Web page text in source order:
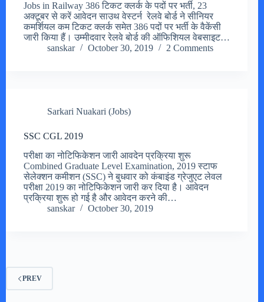
Jobs in Railway 386 टिकट क्लर्क के पदों पर भर्ती, 23
अक्टूबर से करें आवेदन साउथ वेस्टर्न रेलवे बोर्ड ने सीनियर
कमर्शियल कम टिकट क्लर्क समेत 386 पदों पर भर्ती के वैकेंसी
जारी किया हैं। उम्मीदवार रेलवे बोर्ड की ऑफिशियल वेबसाइट…
sanskar
October 30, 2019 2 Comments
Sarkari Nuakari (Jobs)
SSC CGL 2019
परीक्षा का नोटिफिकेशन जारी आवदेन प्रक्रिया शुरू
Combined Graduate Level Examination, 2019 स्टाफ
सेलेक्शन कमीशन (SSC) ने बुधवार को कंबाइंड ग्रेजुएट लेवल
परीक्षा 2019 का नोटिफिकेशन जारी कर दिया है। आवेदन
प्रक्रिया शुरू हो गई है और आवेदन करने की…
sanskar
October 30, 2019
PREV